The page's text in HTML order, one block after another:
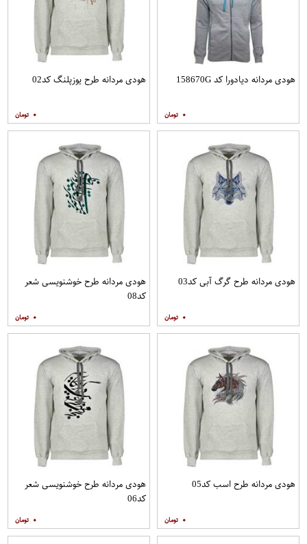
هودی مردانه دیادورا کد 158670G
۰
هودی مردانه طرح یوزپلنگ کد02
۰
هودی مردانه طرح گرگ آبی کد03
۰
هودی مردانه طرح خوشنویسی شعر
کد08
۰
هودی مردانه طرح اسب کد05
۰
هودی مردانه طرح خوشنویسی شعر
کد06
۰